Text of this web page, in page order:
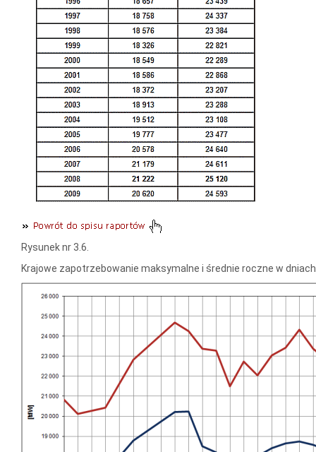
Rysunek nr 3.6.
Krajowe zapotrzebowanie maksymalne i średnie roczne w